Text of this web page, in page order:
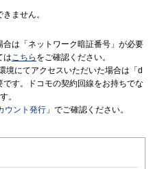
ません。
合は「ネットワーク暗証番号」が必要
はこちら をご確認ください。
境にてアクセスいただいた場合は「d
す。ドコモの契約回線をお持ちでな
。
ウント発行 」でご確認ください。